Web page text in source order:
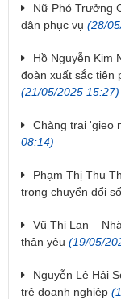
Nữ Phó Trưởng
dân phục vụ (28/
Hồ Nguyễn Kim
đoàn xuất sắc tiên
(21/05/2025 15:27)
Chàng trai 'gieo
08:14)
Phạm Thị Thu
trong chuyển đổi số
Vũ Thị Lan –
thân yêu (19/05/
Nguyễn Lê Hải
trẻ doanh nghiệp